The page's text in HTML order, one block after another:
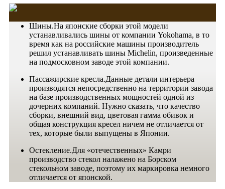
Шины.На японские сборки этой модели
устанавливались шины от компании Yokohama, в то
время как на российские машины производитель
решил устанавливать шины Michelin, произведенные
на подмосковном заводе этой компании.
Пассажирские кресла.Данные детали интерьера
производятся непосредственно на территории завода
на базе производственных мощностей одной из
дочерних компаний. Нужно сказать, что качество
сборки, внешний вид, цветовая гамма обивок и
общая конструкция кресел ничем не отличается от
тех, которые были выпущены в Японии.
Остекление.Для «отечественных» Камри
производство стекол налажено на Борском
стекольном заводе, поэтому их маркировка немного
отличается от японской.